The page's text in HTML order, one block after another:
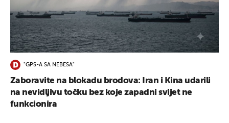
"GPS-A SA NEBESA"
Zaboravite na blokadu brodova: Iran i Kina udarili
na nevidljivu točku bez koje zapadni svijet ne
funkcionira